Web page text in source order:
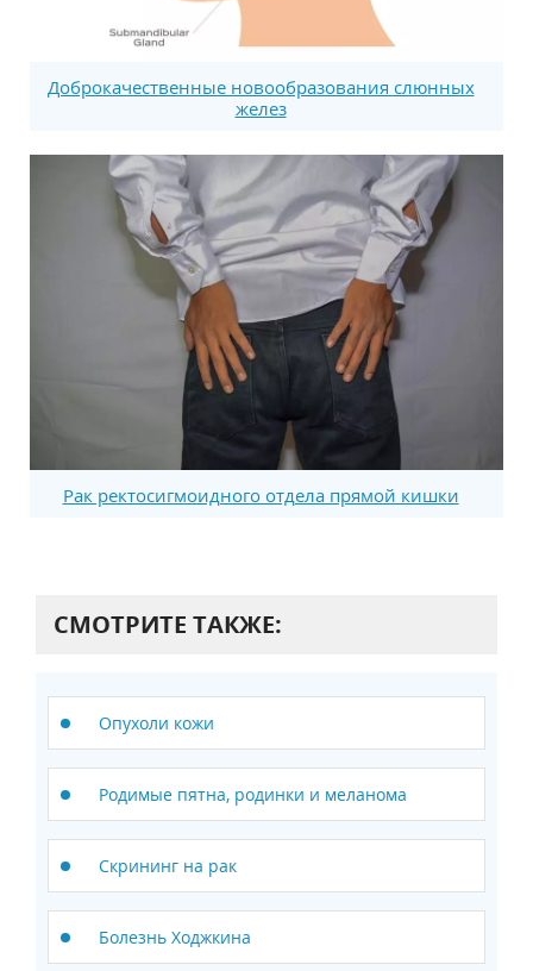
Доброкачественные новообразования слюнных
желез
Рак ректосигмоидного отдела прямой кишки
СМОТРИТЕ ТАКЖЕ:
Опухоли кожи
Родимые пятна, родинки и меланома
Скрининг на рак
Болезнь Ходжкина